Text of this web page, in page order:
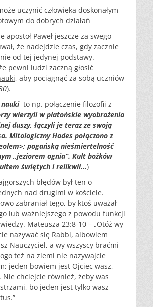
uczynić człowieka doskonałym
do dobrych działań
apostoł Paweł jeszcze za swego
że nadejdzie czas, gdy zacznie
od tej jedynej podstawy.
pewni ludzi zaczną głosić
, aby pociągnąć za sobą uczniów
).
to np. połączenie filozofii z
wierzyli w platońskie wyobrażenia
duszy, łączyli je teraz ze swoją
Mitologiczny Hades połączono z
pogańską nieśmiertelność
„jeziorem ognia”. Kult bożków
świętych i relikwii…)
błędów był ten o
nad drugimi w kościele.
zabraniał tego, by ktoś uważał
lub ważniejszego z powodu funkcji
Mateusza 23:8-10 – „Otóż wy
nazywać się Rabbi, albowiem
Nauczyciel, a wy wszyscy braćmi
też na ziemi nie nazywajcie
jeden bowiem jest Ojciec wasz,
Nie chciejcie również, żeby was
bo jeden jest tylko wasz